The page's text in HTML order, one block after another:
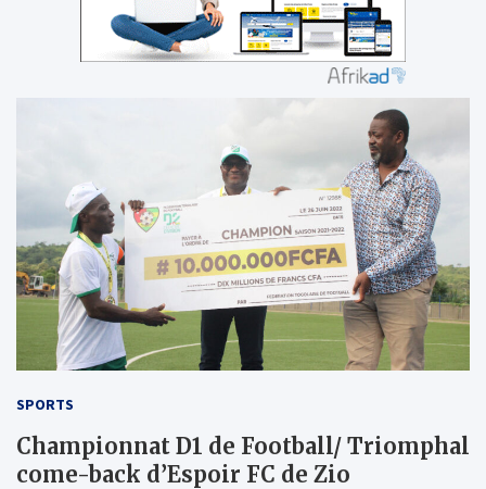
SPORTS
Championnat D1 de Football/ Triomphal
come-back d’Espoir FC de Zio